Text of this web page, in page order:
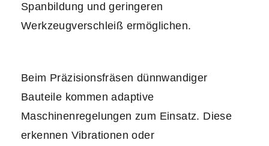
Spanbildung und geringeren
Werkzeugverschleiß ermöglichen.
Beim Präzisionsfräsen dünnwandiger
Bauteile kommen adaptive
Maschinenregelungen zum Einsatz. Diese
erkennen Vibrationen oder